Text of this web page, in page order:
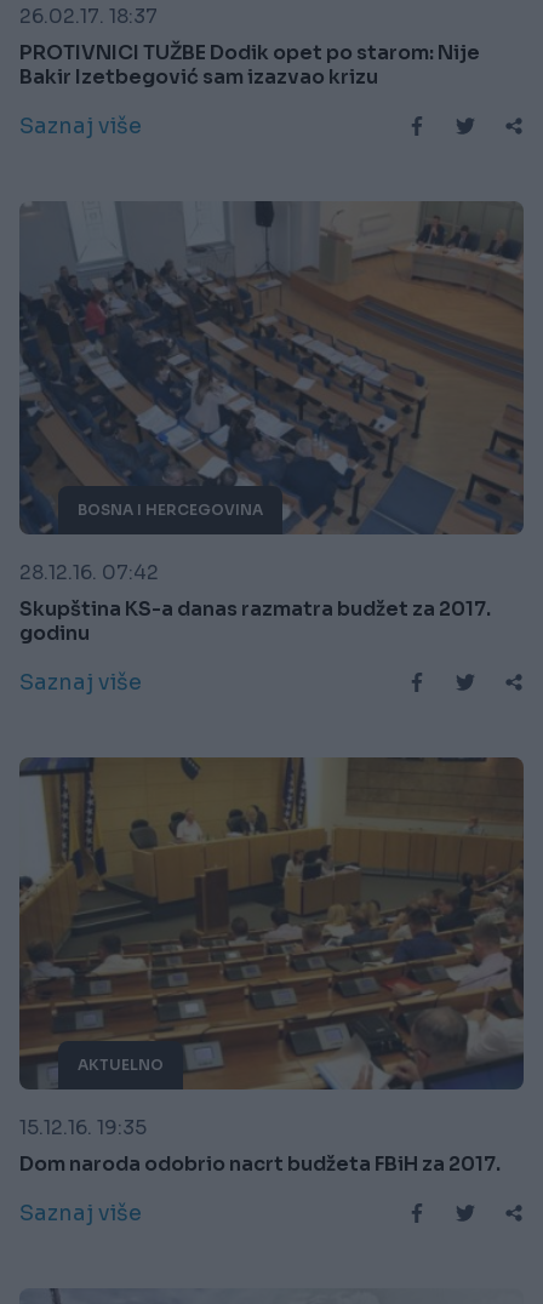
26.02.17. 18:37
PROTIVNICI TUŽBE Dodik opet po starom: Nije
Bakir Izetbegović sam izazvao krizu
Saznaj više
BOSNA I HERCEGOVINA
28.12.16. 07:42
Skupština KS-a danas razmatra budžet za 2017.
godinu
Saznaj više
AKTUELNO
15.12.16. 19:35
Dom naroda odobrio nacrt budžeta FBiH za 2017.
Saznaj više